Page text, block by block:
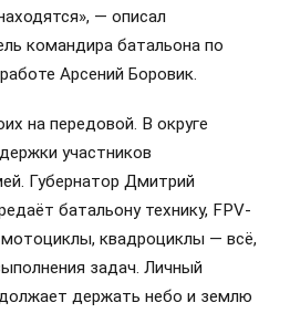
— описал
командира батальона по
Арсений Боровик.
на передовой. В округе
участников
Губернатор Дмитрий
батальону технику, FPV-
квадроциклы — всё,
задач. Личный
держать небо и землю